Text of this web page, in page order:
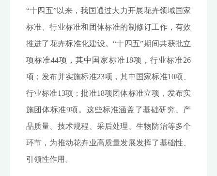
“十四五”以来，我国通过大力开展花卉领域国家
标准、行业标准和团体标准的制修订工作，有效
推进了花卉标准化建设。“十四五”期间共获批立
项标准44项，其中国家标准18项，行业标准26
项；发布并实施标准23项，其中国家标准10项、
行业标准13项；批准18项团体标准立项，发布实
施团体标准9项。这些标准涵盖了基础研究、产
品质量、技术规程、采后处理、生物防治等多个
环节，为推动花卉业高质量发展发挥了基础性、
引领性作用。